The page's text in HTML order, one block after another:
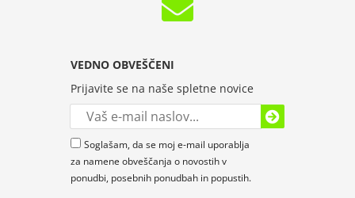
VEDNO OBVEŠČENI
Prijavite se na naše spletne novice
Soglašam, da se moj e-mail uporablja
za namene obveščanja o novostih v
ponudbi, posebnih ponudbah in popustih.